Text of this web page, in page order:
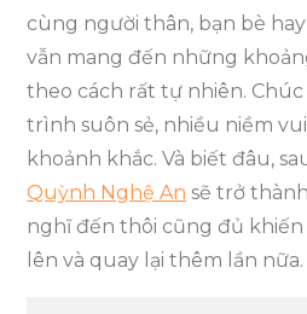
cùng người thân, bạn bè
vẫn mang đến những
theo cách rất tự nhiên.
trình suôn sẻ, nhiều niềm
khoảnh khắc. Và biết đâu,
Quỳnh Nghệ An sẽ trở
nghĩ đến thôi cũng đủ
lên và quay lại thêm lần nữa.